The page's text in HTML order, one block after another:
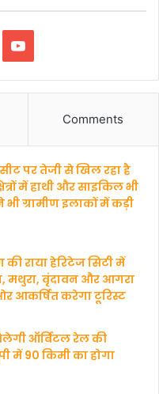
o
u
b
Comments
पर तेजी से खिल रहा है
में हाथी और साइकिल भी
ग्रामीण इलाकों में कड़ी
की राया हेरिटेज सिटी में
मथुरा, वृंदावन और आगरा
आकर्षित करेगा टूरिस्ट
ऑर्बिटल रेल की
में 90 किमी का होगा